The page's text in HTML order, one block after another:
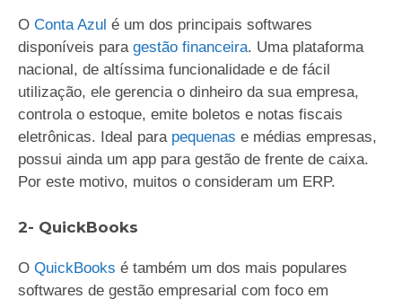
O Conta Azul é um dos principais softwares
disponíveis paragestão financeira. Uma plataforma
nacional, de altíssima funcionalidade e de fácil
utilização, ele gerencia o dinheiro da sua empresa,
controla o estoque, emite boletos e notas fiscais
eletrônicas. Ideal para pequenas e médias empresas,
possui ainda um app para gestão de frente de caixa.
Por este motivo, muitos o consideram um ERP.
2- QuickBooks
O QuickBooks é também um dos mais populares
softwares de gestão empresarial com foco em